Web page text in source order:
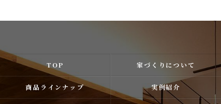
TOP 家づくりについて
商品ラインナップ 実例紹介